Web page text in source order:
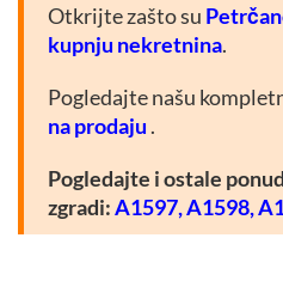
Otkrijte zašto su
kupnju nekretnina.
Pogledajte našu
na prodaju .
Pogledajte i ostale
zgradi:A1597,A1598,